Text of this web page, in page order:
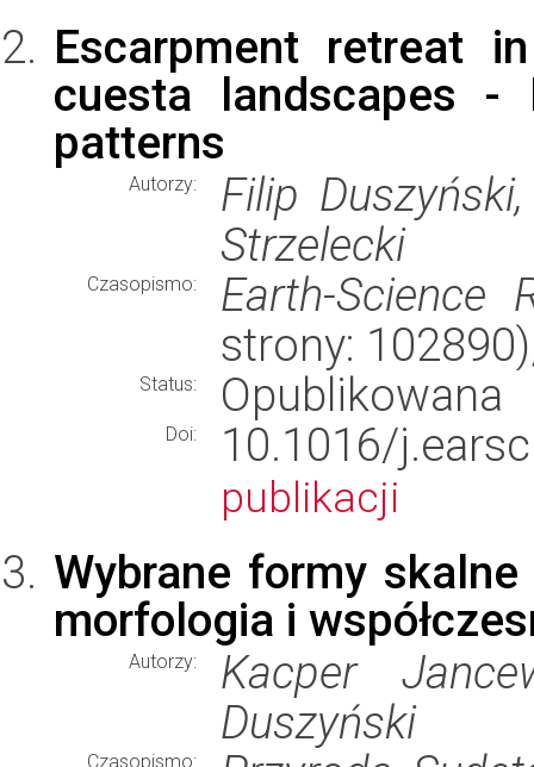
Escarpment retreat
cuesta landscapes -
patterns
Autorzy:
Filip
Strzelecki
Czasopismo:
Earth-Science
strony:
Status: Opublikowana
Doi: 10.1016/
publikacji
Wybrane formy
morfologia i
Autorzy:
Kacper
Duszyński
Czasopismo: